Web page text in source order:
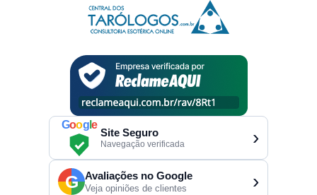
Google
Site Seguro
Navegação verificada ›
G Avaliações no Google
Veja opiniões de clientes ›